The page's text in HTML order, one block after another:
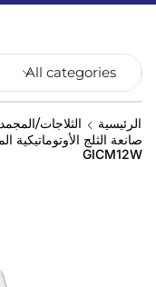
الرئيسية الثلاجات/
GICM12W